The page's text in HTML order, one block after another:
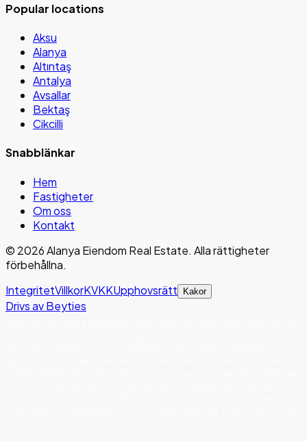
Popular locations
Aksu
Alanya
Altıntaş
Antalya
Avsallar
Bektaş
Cikcilli
Snabblänkar
Hem
Fastigheter
Om oss
Kontakt
© 2026Alanya Eiendom Real Estate. Alla rättigheter
förbehållna.
IntegritetVillkorKVKKUpphovsrätt Kakor
Drivs av Beyties